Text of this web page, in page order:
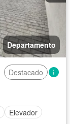
Departamento
Destacado
Elevador